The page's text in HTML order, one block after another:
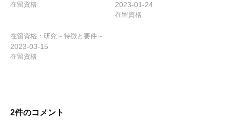
在留資格 2023-01-24
在留資格
在留資格：研究～特徴と要件～
2023-03-15
在留資格
2件のコメント